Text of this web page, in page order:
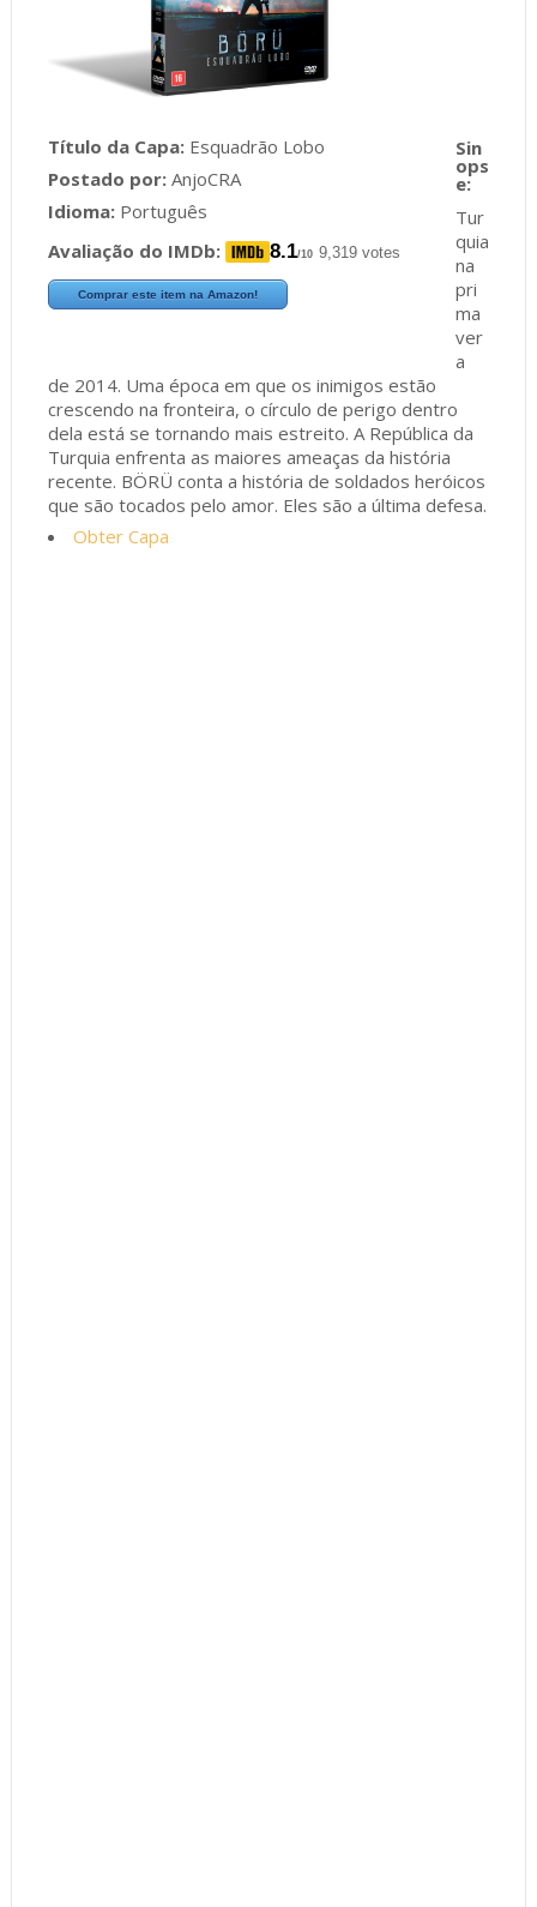
Título da Capa:Esquadrão Lobo
Postado por:AnjoCRA
Idioma:Português
Avaliação do IMDb:
8.1/10 9,319 votes
Comprar este item na Amazon!
Tur
quia
na
pri
ma
ver
a
de 2014. Uma época em que os inimigos estão
crescendo na fronteira, o círculo de perigo dentro
dela está se tornando mais estreito. A República da
Turquia enfrenta as maiores ameaças da história
recente. BÖRÜ conta a história de soldados heróicos
que são tocados pelo amor. Eles são a última defesa.
Obter Capa